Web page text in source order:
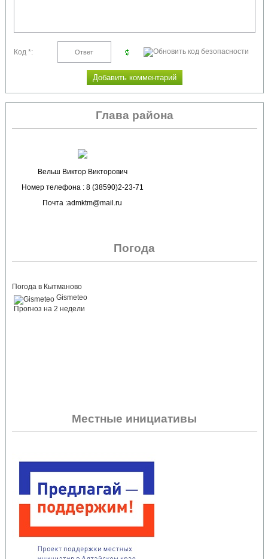
Код *:
Глава района
Вельш Виктор Викторович
Номер телефона : 8 (38590)2-23-71
Почта :admktm@mail.ru
Погода
Погода в Кытманово
Gismeteo
Прогноз на 2 недели
Местные инициативы